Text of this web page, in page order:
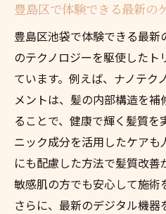
豊島区で体験できる最新の
豊島区池袋で体験できる最
のテクノロジーを駆使したト
ています。例えば、ナノテク
メントは、髪の内部構造を
ることで、健康で輝く髪質を
ニック成分を活用したケア
にも配慮した方法で髪質改善
敏感肌の方でも安心して施術
さらに、最新のデジタル機